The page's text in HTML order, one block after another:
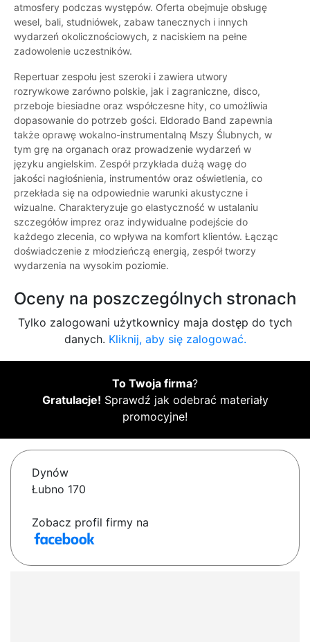
atmosfery podczas występów. Oferta obejmuje obsługę
wesel, bali, studniówek, zabaw tanecznych i innych
wydarzeń okolicznościowych, z naciskiem na pełne
zadowolenie uczestników.
Repertuar zespołu jest szeroki i zawiera utwory
rozrywkowe zarówno polskie, jak i zagraniczne, disco,
przeboje biesiadne oraz współczesne hity, co umożliwia
dopasowanie do potrzeb gości. Eldorado Band zapewnia
także oprawę wokalno-instrumentalną Mszy Ślubnych, w
tym grę na organach oraz prowadzenie wydarzeń w
języku angielskim. Zespół przykłada dużą wagę do
jakości nagłośnienia, instrumentów oraz oświetlenia, co
przekłada się na odpowiednie warunki akustyczne i
wizualne. Charakteryzuje go elastyczność w ustalaniu
szczegółów imprez oraz indywidualne podejście do
każdego zlecenia, co wpływa na komfort klientów. Łącząc
doświadczenie z młodzieńczą energią, zespół tworzy
wydarzenia na wysokim poziomie.
Oceny na poszczególnych stronach
Tylko zalogowani użytkownicy maja dostęp do tych
danych. Kliknij, aby się zalogować.
To Twoja firma?
Gratulacje! Sprawdź jak odebrać materiały
promocyjne!
Dynów
Łubno 170
Zobacz profil firmy na